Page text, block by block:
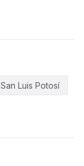
San Luis Potosí